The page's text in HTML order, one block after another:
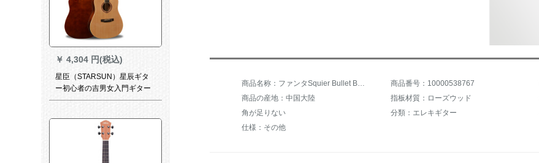
￥ 4,304 円(税込)
星臣（STARSUN）星辰ギタ
ー初心者の吉男女入門ギター
DG 120/DG 220星辰シリーズ
120 CPの角が欠けています。
商品名称：ファンタSquier Bullet BLK新型 商品番号：10000538767
商品の産地：中国大陸
指板材質：ローズウッド
角が足りない
分類：エレキギター
仕様：その他